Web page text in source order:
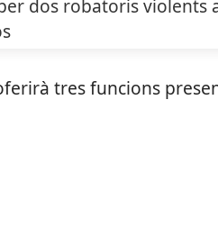
dos robatoris violents